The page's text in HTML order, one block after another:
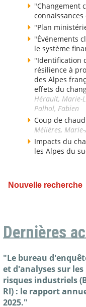
"Changement
connaissances
"Plan
"Événements
le système
"Identification
résilience à
des Alpes
effets du
Hérault, Marie-
Palhol, Fabien
Coup de
Mélières,
Impacts du
les Alpes du
Nouvelle recherche
Dernières
"Le bureau
et d'analyses sur les
risques industriels
RI) : le rapport
2025."